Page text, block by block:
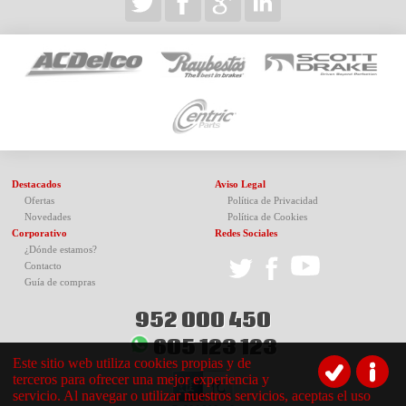
Destacados
Ofertas
Novedades
Corporativo
¿Dónde estamos?
Contacto
Guía de compras
Aviso Legal
Política de Privacidad
Política de Cookies
Redes Sociales
952 000 450
605 123 123
Este sitio web utiliza cookies propias y de
terceros para ofrecer una mejor experiencia y
servicio. Al navegar o utilizar nuestros servicios, aceptas el uso